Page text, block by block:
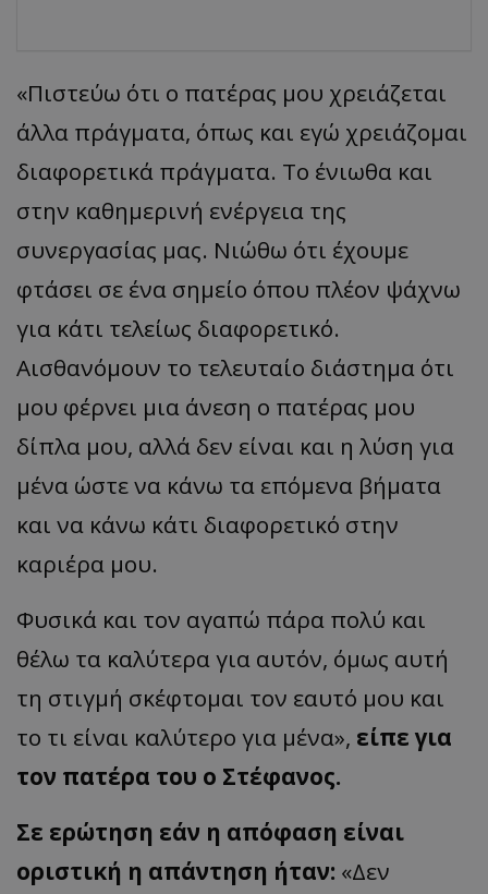
«Πιστεύω ότι ο πατέρας μου χρειάζεται
άλλα πράγματα, όπως και εγώ χρειάζομαι
διαφορετικά πράγματα. Το ένιωθα και
στην καθημερινή ενέργεια της
συνεργασίας μας. Νιώθω ότι έχουμε
φτάσει σε ένα σημείο όπου πλέον ψάχνω
για κάτι τελείως διαφορετικό.
Αισθανόμουν το τελευταίο διάστημα ότι
μου φέρνει μια άνεση ο πατέρας μου
δίπλα μου, αλλά δεν είναι και η λύση για
μένα ώστε να κάνω τα επόμενα βήματα
και να κάνω κάτι διαφορετικό στην
καριέρα μου.
Φυσικά και τον αγαπώ πάρα πολύ και
θέλω τα καλύτερα για αυτόν, όμως αυτή
τη στιγμή σκέφτομαι τον εαυτό μου και
το τι είναι καλύτερο για μένα», είπε για
τον πατέρα του ο Στέφανος.
Σε ερώτηση εάν η απόφαση είναι
οριστική η απάντηση ήταν: «Δεν